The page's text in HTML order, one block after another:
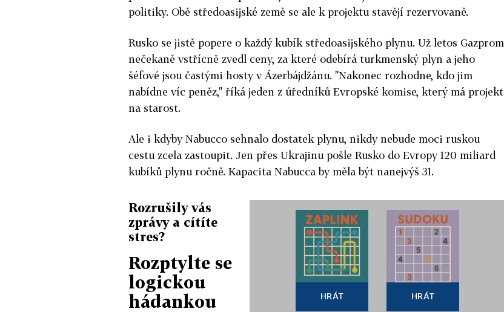
politiky. Obě středoasijské země se ale k projektu stavějí rezervovaně.
Rusko se jistě popere o každý kubík středoasijského plynu. Už letos Gazprom
nečekaně vstřícně zvedl ceny, za které odebírá turkmenský plyn a jeho
šéfové jsou častými hosty v Ázerbájdžánu. "Nakonec rozhodne, kdo jim
nabídne víc peněz," říká jeden z úředníků Evropské komise, který má projekt
na starost.
Ale i kdyby Nabucco sehnalo dostatek plynu, nikdy nebude moci ruskou
cestu zcela zastoupit. Jen přes Ukrajinu pošle Rusko do Evropy 120 miliard
kubíků plynu ročně. Kapacita Nabucca by měla být nanejvýš 31.
Rozrušily vás
zprávy a cítíte
stres?
Rozptylte se
logickou
hádankou
HRÁT HRÁT